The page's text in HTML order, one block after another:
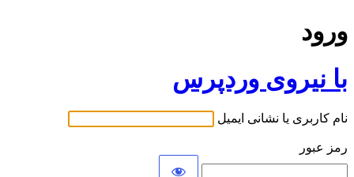
ورود
با نیروی وردپرس
نام کاربری یا نشانی ایمیل
رمز عبور